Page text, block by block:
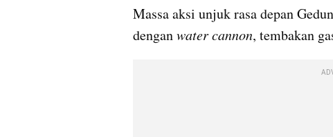
Massa aksi unjuk rasa depan
dengan water cannon, tembakan